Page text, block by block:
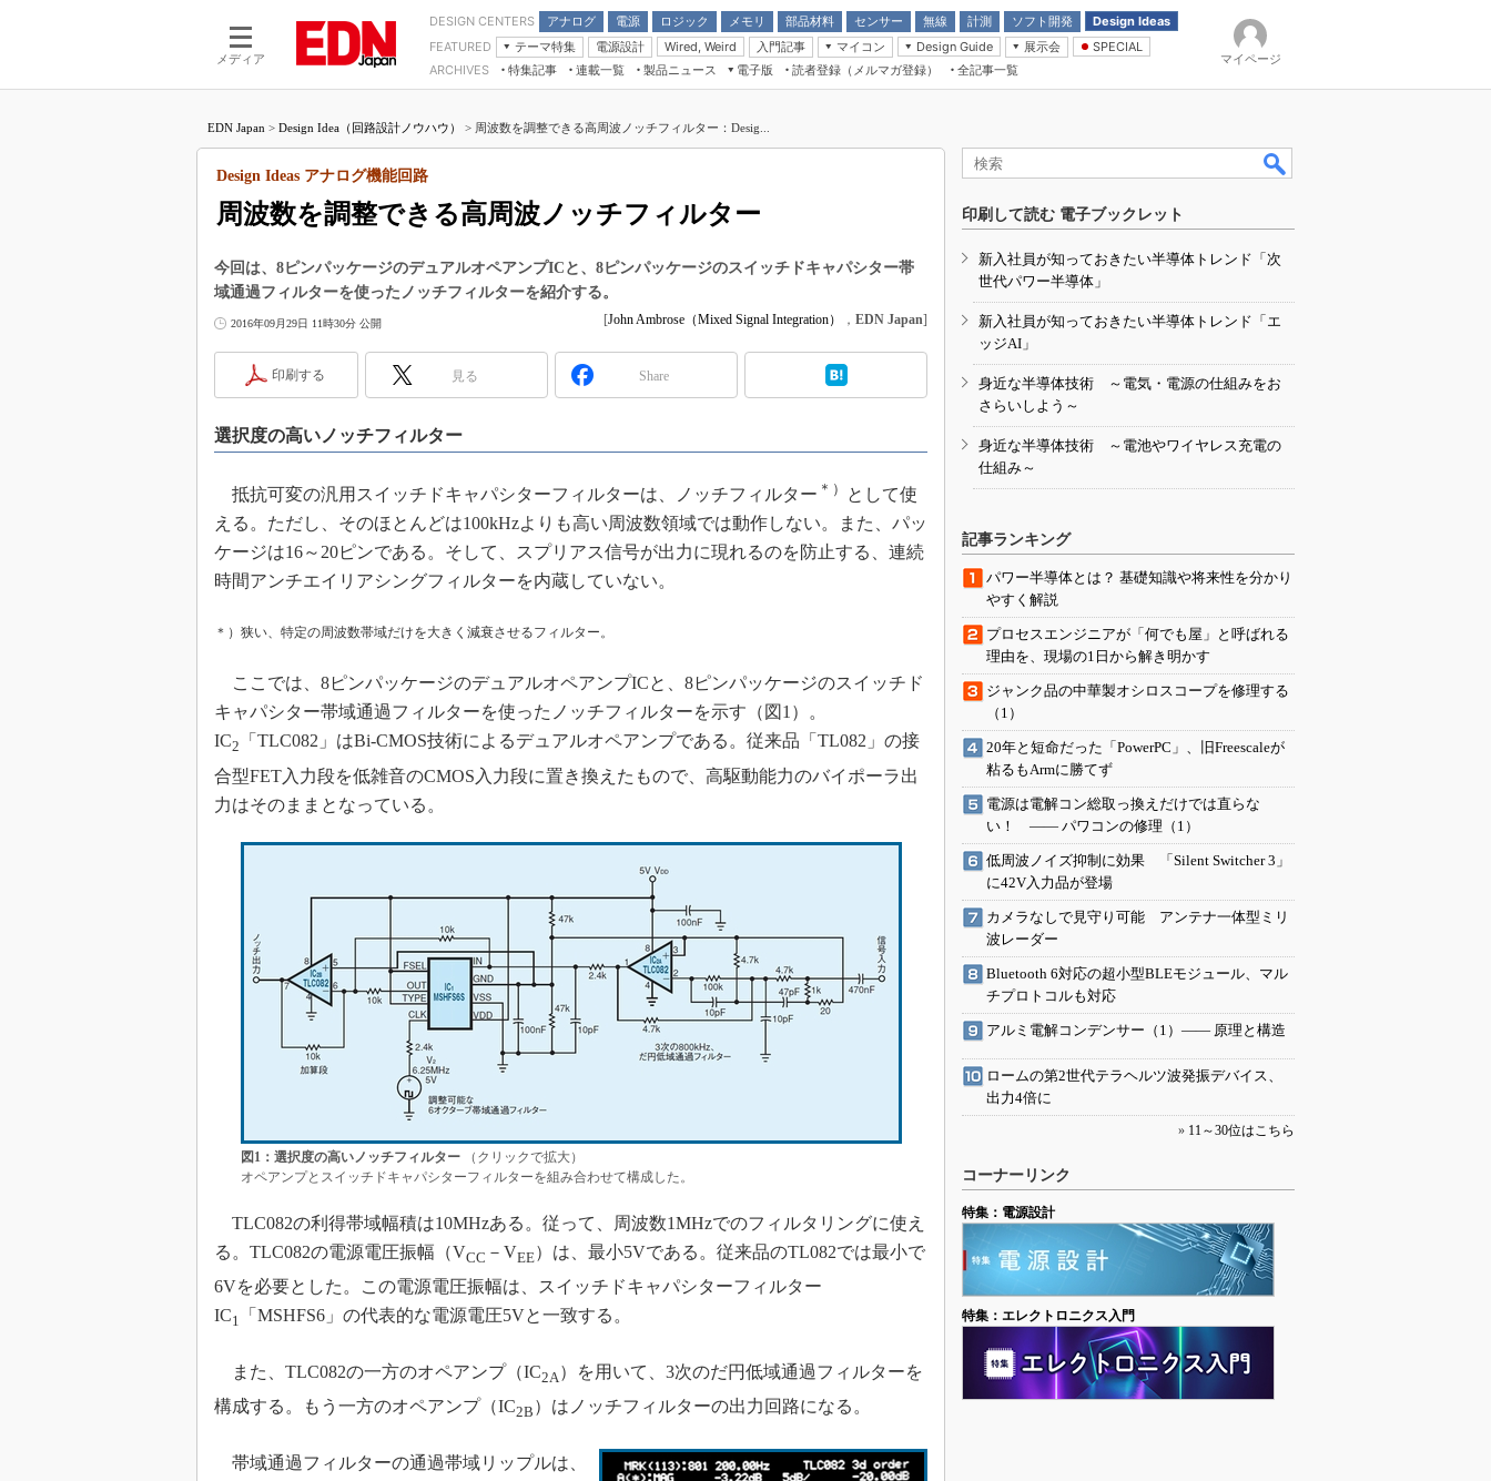
メディア
DESIGN CENTERS アナログ
電源
モーター
ロジック
LSI
メモリ
部品材料
受動部品
センサー 無線 計測 ソフト開発
Design Ideas
アナログ機能回路
計測とテスト
FEATURED
テーマ特集
つながるクルマ
エレクトロニクス入門
医療エレ（EE Times Japan）
製品解剖（EE Times Japan）
電源設計 Wired, Weird
入門記事
モーター入門
マイコン
マイコン講座
Design Guide
計測機器
展示会
CEATEC
組込み/エッジコンピューティング展
SPECIAL
Microchip情報
ARCHIVES 特集記事
連載一覧
マイクロプロセッサ懐古録
中堅技術者に贈る電子部品“徹底”活
用講座
たった2つの式で始めるDC/DCコン
バーターの設計
DC-DCコンバーター活用講座
Wired, Weird
マイコン講座
Q&Aで学ぶマイコン講座
高速シリアル伝送技術講座
記録計／データロガーの基礎知識
ズ編
めざせ高効率！ モーター駆動入門講
Bluetooth mesh入門
最新記事一覧
USB Type-Cの登場で評価試験はど
う変わる？
IoT時代の無線規格を知る【Thread
IoT時代の無線規格を知る【Z-Wave
編】
製品ニュース
電子版
電子ブックレット
読者登録（メルマガ登録） 全記事一覧
マイページ
EDN Japan > Design Idea（回路設計ノウハウ） > 周波数を調整できる高周波ノッチフィルター：Desig...
周波数を調整できる高周波ノッチフィルター
Design Ideas アナログ機能回路
今回は、8ピンパッケージのデュアルオペアンプICと、8ピンパッケージのスイッチドキャパシター帯
域通過フィルターを使ったノッチフィルターを紹介する。
2016年09月29日 11時30分 公開 [John Ambrose（Mixed Signal Integration） ， EDN Japan]
印刷する 見る Share
選択度の高いノッチフィルター
抵抗可変の汎用スイッチドキャパシターフィルターは、ノッチフィルター ＊）
として使
える。ただし、そのほとんどは100kHzよりも高い周波数領域では動作しない。また、パッ
ケージは16～20ピンである。そして、スプリアス信号が出力に現れるのを防止する、連続
時間アンチエイリアシングフィルターを内蔵していない。
＊）狭い、特定の周波数帯域だけを大きく減衰させるフィルター。
ここでは、8ピンパッケージのデュアルオペアンプICと、8ピンパッケージのスイッチド
キャパシター帯域通過フィルターを使ったノッチフィルターを示す（図1）。
IC2
「TLC082」はBi-CMOS技術によるデュアルオペアンプである。従来品「TL082」の接
合型FET入力段を低雑音のCMOS入力段に置き換えたもので、高駆動能力のバイポーラ出
力はそのままとなっている。
図1：選択度の高いノッチフィルター（クリックで拡大）
オペアンプとスイッチドキャパシターフィルターを組み合わせて構成した。
TLC082の利得帯域幅積は10MHzある。従って、周波数1MHzでのフィルタリングに使え
る。TLC082の電源電圧振幅（VCC －VEE）は、最小5Vである。従来品のTL082では最小で
6Vを必要とした。この電源電圧振幅は、スイッチドキャパシターフィルター
IC1 「MSHFS6」の代表的な電源電圧5Vと一致する。
また、TLC082の一方のオペアンプ（IC2A）を用いて、3次のだ円低域通過フィルターを
構成する。もう一方のオペアンプ（IC2B ）はノッチフィルターの出力回路になる。
帯域通過フィルターの通過帯域リップルは、
印刷して読む 電子ブックレット
新入社員が知っておきたい半導体トレンド「次
世代パワー半導体」
新入社員が知っておきたい半導体トレンド「エ
ッジAI」
身近な半導体技術 ～電気・電源の仕組みをお
さらいしよう～
身近な半導体技術 ～電池やワイヤレス充電の
仕組み～
記事ランキング
パワー半導体とは？ 基礎知識や将来性を分かり
やすく解説
プロセスエンジニアが「何でも屋」と呼ばれる
理由を、現場の1日から解き明かす
ジャンク品の中華製オシロスコープを修理する
（1）
20年と短命だった「PowerPC」、旧Freescaleが
粘るもArmに勝てず
電源は電解コン総取っ換えだけでは直らな
い！ ―― パワコンの修理（1）
低周波ノイズ抑制に効果 「Silent Switcher 3」
に42V入力品が登場
カメラなしで見守り可能 アンテナ一体型ミリ
波レーダー
Bluetooth 6対応の超小型BLEモジュール、マル
チプロトコルも対応
アルミ電解コンデンサー（1）―― 原理と構造
ロームの第2世代テラヘルツ波発振デバイス、
出力4倍に
» 11～30位はこちら
コーナーリンク
特集：電源設計
特集：エレクトロニクス入門